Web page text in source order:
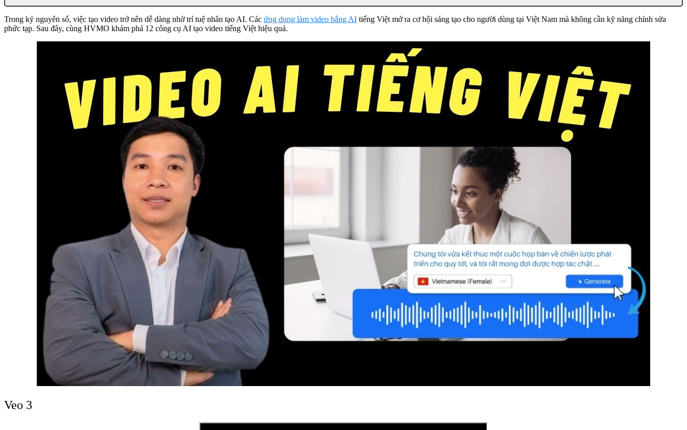
Trong kỷ nguyên số, việc tạo video trở nên dễ dàng nhờ trí tuệ nhân tạo AI. Các ứng dụng làm video bằng AI tiếng Việt mở ra cơ hội sáng tạo cho người dùng tại Việt Nam mà không cần kỹ năng chỉnh sửa
phức tạp. Sau đây, cùng HVMO khám phá 12 công cụ AI tạo video tiếng Việt hiệu quả.
Veo 3